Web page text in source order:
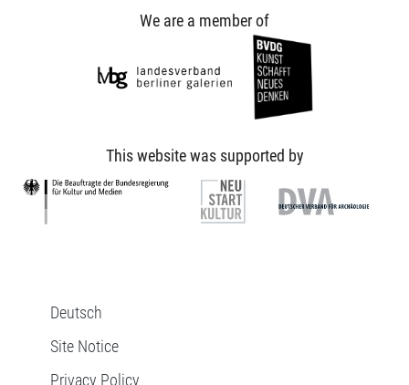
We are a member of
This website was supported by
Deutsch
Site Notice
Privacy Policy